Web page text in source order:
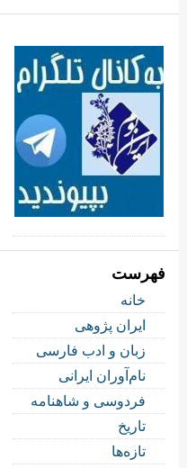
فهرست
خانه
ایران پژوهی
زبان و ادب فارسی
نام‌آوران ایرانی
فردوسی و شاهنامه
تاریخ
تازه‌ها